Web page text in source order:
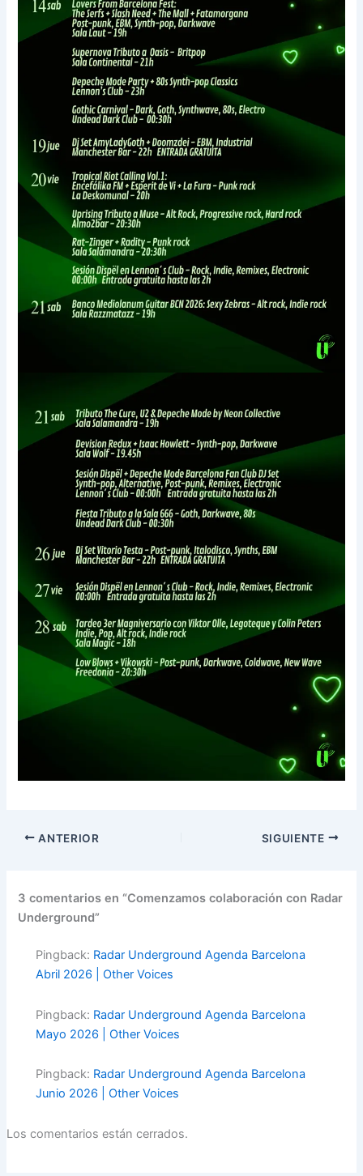
ANTERIOR SIGUIENTE
3 comentarios en “Comenzamos colaboración con Radar
Underground”
Pingback: Radar Underground Agenda Barcelona
Abril 2026 | Other Voices
Pingback: Radar Underground Agenda Barcelona
Mayo 2026 | Other Voices
Pingback: Radar Underground Agenda Barcelona
Junio 2026 | Other Voices
Los comentarios están cerrados.